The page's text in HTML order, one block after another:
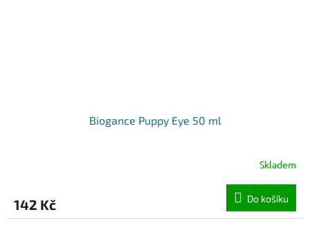
Biogance Puppy Eye 50 ml
Skladem
142 Kč Do košíku